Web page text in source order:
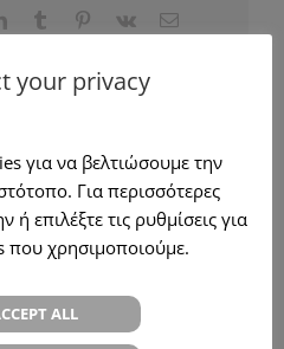
LinkedInTumblr Pinterest
Vk Email
Κατασκευή και
τοποθέτηση
χρώμα εκρού
your privacy
για να βελτιώσουμε την
Για περισσότερες
επιλέξτε τις ρυθμίσεις για
που χρησιμοποιούμε.
ALL